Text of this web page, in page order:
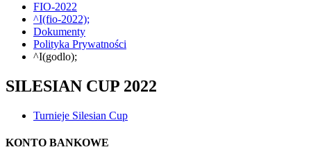
FIO-2022
^I(fio-2022);
Dokumenty
Polityka Prywatności
^I(godlo);
SILESIAN CUP 2022
Turnieje Silesian Cup
KONTO BANKOWE